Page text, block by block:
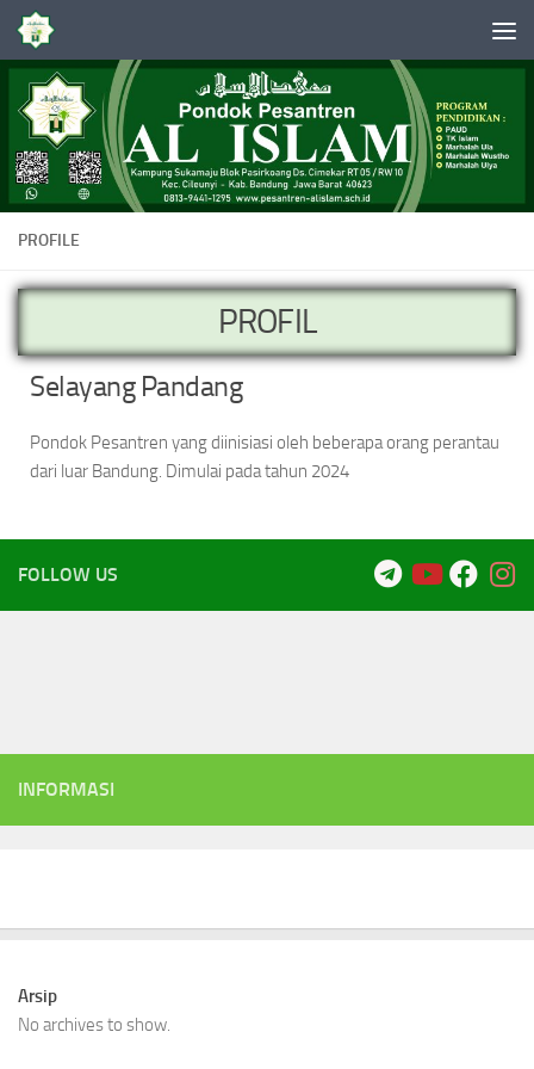
Skip to content
PROFILE
PROFIL
Selayang Pandang
Pondok Pesantren yang diinisiasi oleh beberapa orang perantau
dari luar Bandung. Dimulai pada tahun 2024
FOLLOW US
INFORMASI
Arsip
No archives to show.